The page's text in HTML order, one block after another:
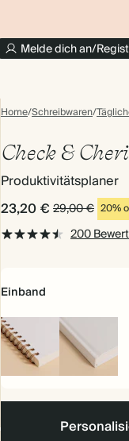
Melde dich an/
Home/Schreibwaren/
Check &
Produktivitätsplaner
23,20 € 29,00 € 20%
200
Einband
SpiralgebundenHardcover